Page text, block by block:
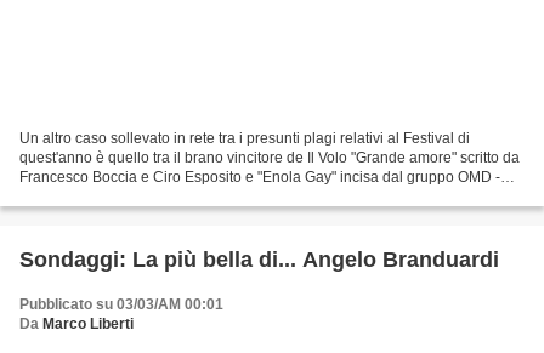
Un altro caso sollevato in rete tra i presunti plagi relativi al Festival di
quest'anno è quello tra il brano vincitore de Il Volo "Grande amore" scritto da
Francesco Boccia e Ciro Esposito e "Enola Gay" incisa dal gruppo OMD -
Sondaggi: La più bella di... Angelo Branduardi
Pubblicato su 03/03/AM 00:01
Da Marco Liberti